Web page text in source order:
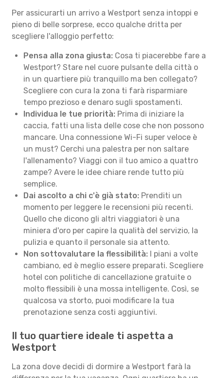
Per assicurarti un arrivo a Westport senza intoppi e
pieno di belle sorprese, ecco qualche dritta per
scegliere l'alloggio perfetto:
Pensa alla zona giusta: Cosa ti piacerebbe fare a
Westport? Stare nel cuore pulsante della città o
in un quartiere più tranquillo ma ben collegato?
Scegliere con cura la zona ti farà risparmiare
tempo prezioso e denaro sugli spostamenti.
Individua le tue priorità: Prima di iniziare la
caccia, fatti una lista delle cose che non possono
mancare. Una connessione Wi-Fi super veloce è
un must? Cerchi una palestra per non saltare
l'allenamento? Viaggi con il tuo amico a quattro
zampe? Avere le idee chiare rende tutto più
semplice.
Dai ascolto a chi c'è già stato: Prenditi un
momento per leggere le recensioni più recenti.
Quello che dicono gli altri viaggiatori è una
miniera d'oro per capire la qualità del servizio, la
pulizia e quanto il personale sia attento.
Non sottovalutare la flessibilità: I piani a volte
cambiano, ed è meglio essere preparati. Scegliere
hotel con politiche di cancellazione gratuite o
molto flessibili è una mossa intelligente. Così, se
qualcosa va storto, puoi modificare la tua
prenotazione senza costi aggiuntivi.
Il tuo quartiere ideale ti aspetta a
Westport
La zona dove decidi di dormire a Westport farà la